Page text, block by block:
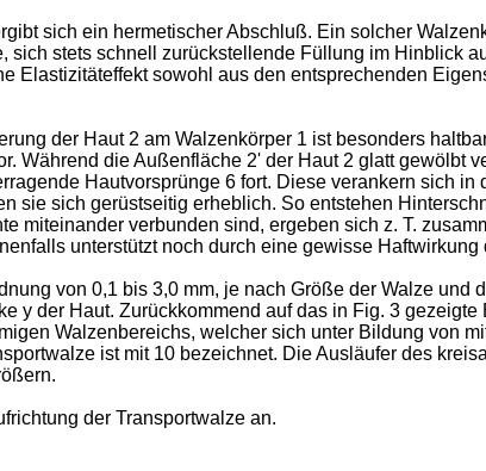
sich ein hermetischer Abschluß. Ein solcher
stets schnell zurückstellende Füllung im Hinblick
Elastizitäteffekt sowohl aus den entsprechenden
der Haut 2 am Walzenkörper 1 ist besonders
Während die Außenfläche 2ʹ der Haut 2 glatt gewölbt
Hautvorsprünge 6 fort. Diese verankern sich
sie sich gerüstseitig erheblich. So entstehen
miteinander verbunden sind, ergeben sich z. T.
unterstützt noch durch eine gewisse
von 0,1 bis 3,0 mm, je nach Größe der Walze
y der Haut. Zurückkommend auf das in Fig. 3
Walzenbereichs, welcher sich unter Bildung von
ist mit 10 bezeichnet. Die Ausläufer des
der Transportwalze an.